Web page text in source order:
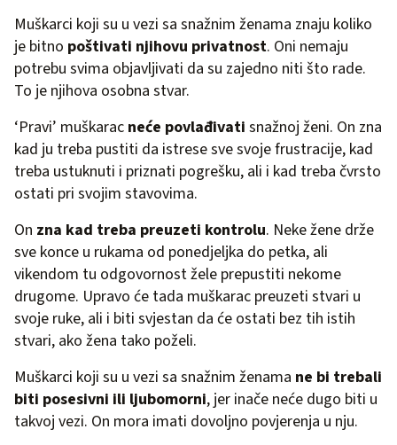
Muškarci koji su u vezi sa snažnim ženama znaju koliko
je bitno poštivati njihovu privatnost. Oni nemaju
potrebu svima objavljivati da su zajedno niti što rade.
To je njihova osobna stvar.
‘Pravi’ muškarac neće povlađivati snažnoj ženi. On zna
kad ju treba pustiti da istrese sve svoje frustracije, kad
treba ustuknuti i priznati pogrešku, ali i kad treba čvrsto
ostati pri svojim stavovima.
On zna kad treba preuzeti kontrolu. Neke žene drže
sve konce u rukama od ponedjeljka do petka, ali
vikendom tu odgovornost žele prepustiti nekome
drugome. Upravo će tada muškarac preuzeti stvari u
svoje ruke, ali i biti svjestan da će ostati bez tih istih
stvari, ako žena tako poželi.
Muškarci koji su u vezi sa snažnim ženama ne bi trebali
biti posesivni ili ljubomorni, jer inače neće dugo biti u
takvoj vezi. On mora imati dovoljno povjerenja u nju.